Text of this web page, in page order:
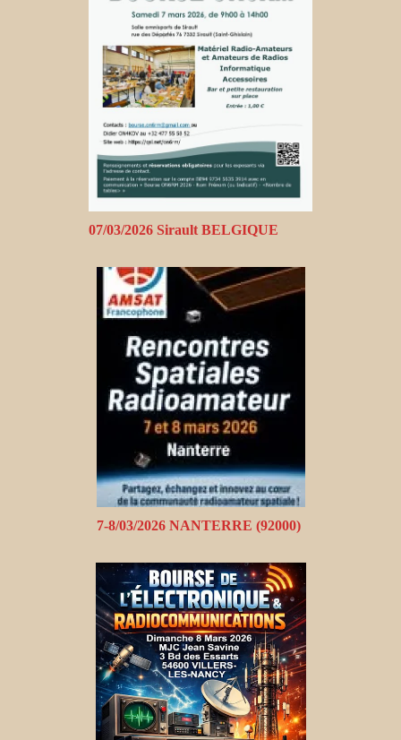
07/03/2026 Sirault BELGIQUE
7-8/03/2026 NANTERRE (92000)